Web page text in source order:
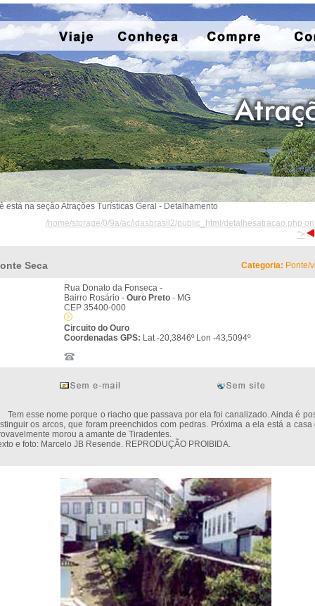
está na seção Atrações Turísticas Geral - Detalhamento
/home/storage/0/9a/ac/idasbrasil2/public_html/detalhesatracao.php
">
Seca Categoria: Ponte/
Rua Donato da Fonseca -
Bairro Rosário - Ouro Preto - MG
CEP 35400-000
Circuito do Ouro
Coordenadas GPS: Lat -20,3846º Lon -43,5094º
esse nome porque o riacho que passava por ela foi canalizado. Ainda é
os arcos, que foram preenchidos com pedras. Próxima a ela está a casa
morou a amante de Tiradentes.
e foto: Marcelo JB Resende. REPRODUÇÃO PROIBIDA.